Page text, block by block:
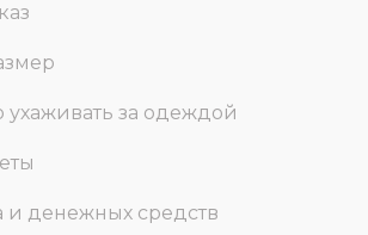
ухаживать за одеждой
и денежных средств